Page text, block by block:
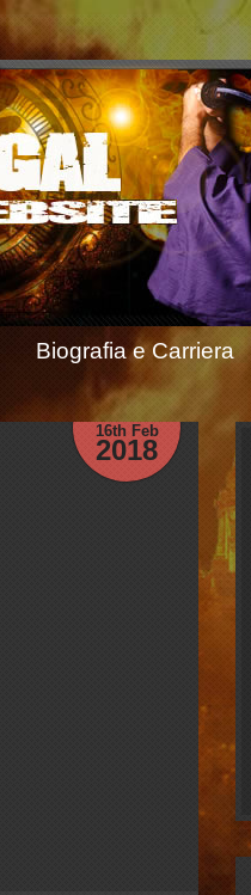
Biografia e Carriera
16th Feb
2018